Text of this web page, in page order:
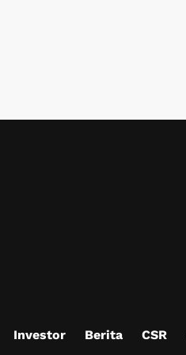
Investor Berita CSR